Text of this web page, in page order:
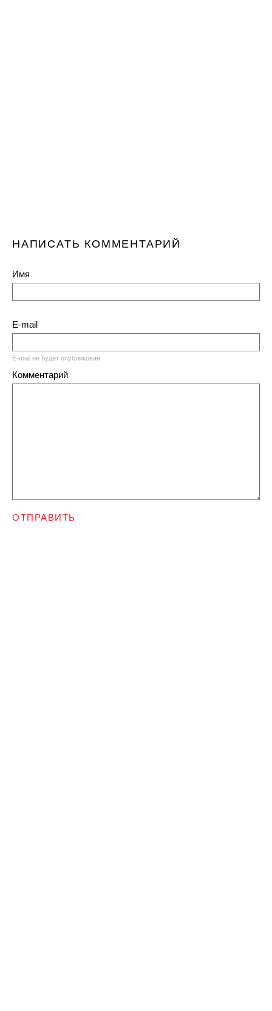
НАПИСАТЬ КОММЕНТАРИЙ
Имя
E-mail
E-mail не будет опубликован
Комментарий
ОТПРАВИТЬ